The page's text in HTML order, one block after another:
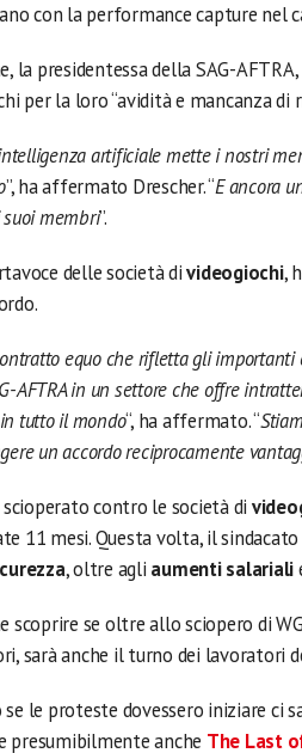
con la performance capture nel
la presidentessa della SAG-
per la loro “avidità e mancanza di
artificiale mette i nostri
”, ha affermato Drescher. “E ancora
membri”.
delle società divideogiochi,
equo che rifletta gli
AFTRA in un settore che offre
tutto il mondo“, ha affermato. “
un accordo reciprocamente
scioperato contro le società di
11 mesi. Questa volta, il
, oltre agli aumenti salariali
scoprire se oltre allo sciopero di
sarà anche il turno dei lavoratori
le proteste dovessero iniziare ci
presumibilmente anche The Last